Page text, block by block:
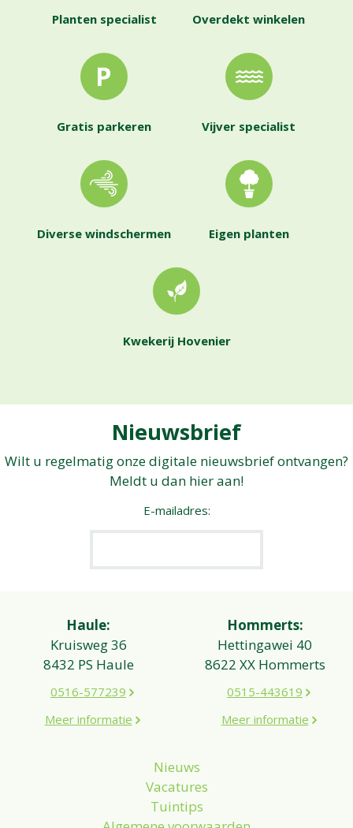
Planten specialist Overdekt winkelen
Gratis parkeren Vijver specialist
Diverse windschermen Eigen planten
Kwekerij Hovenier
Nieuwsbrief
Wilt u regelmatig onze digitale nieuwsbrief ontvangen?
Meldt u dan hier aan!
E-mailadres:
Haule:
Kruisweg 36
8432 PS Haule
0516-577239
Meer informatie
Hommerts:
Hettingawei 40
8622 XX Hommerts
0515-443619
Meer informatie
Nieuws
Vacatures
Tuintips